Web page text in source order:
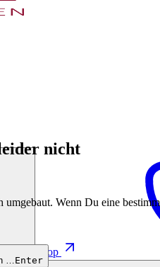
Shop
nicht
Wenn Du eine
…Enter